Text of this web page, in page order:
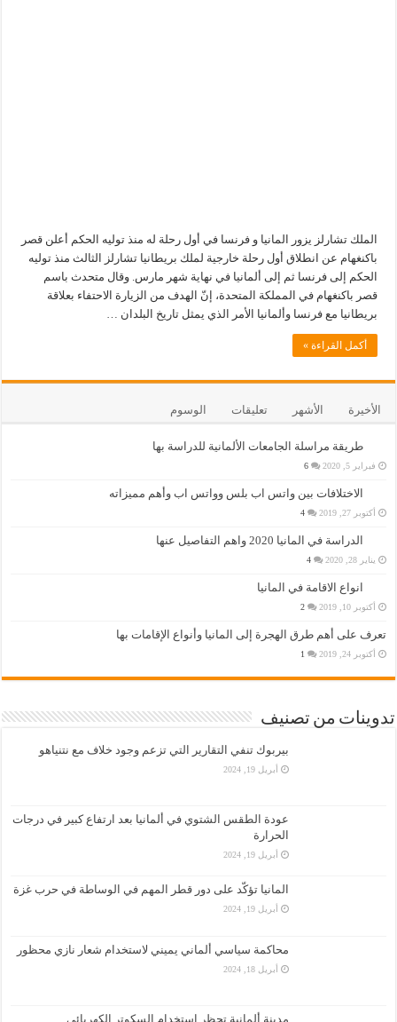
الملك تشارلز يزور المانيا و فرنسا في أول رحلة له منذ توليه الحكم أعلن قصر
باكنغهام عن انطلاق أول رحلة خارجية لملك بريطانيا تشارلز الثالث منذ توليه
الحكم إلى فرنسا ثم إلى ألمانيا في نهاية شهر مارس. وقال متحدث باسم
قصر باكنغهام في المملكة المتحدة، إنّ الهدف من الزيارة الاحتفاء بعلاقة
بريطانيا مع فرنسا وألمانيا الأمر الذي يمثل تاريخ البلدان …
أكمل القراءة »
الأخيرة الأشهر تعليقات الوسوم
طريقة مراسلة الجامعات الألمانية للدراسة بها
فبراير 5, 2020 6
الاختلافات بين واتس اب بلس وواتس اب وأهم مميزاته
أكتوبر 27, 2019 4
الدراسة في المانيا 2020 واهم التفاصيل عنها
يناير 28, 2020 4
انواع الاقامة في المانيا
أكتوبر 10, 2019 2
تعرف على أهم طرق الهجرة إلى المانيا وأنواع الإقامات بها
أكتوبر 24, 2019 1
تدوينات من تصنيف
بيربوك تنفي التقارير التي تزعم وجود خلاف مع نتنياهو
أبريل 19, 2024
عودة الطقس الشتوي في ألمانيا بعد ارتفاع كبير في درجات
الحرارة
أبريل 19, 2024
المانيا تؤكّد على دور قطر المهم في الوساطة في حرب غزة
أبريل 19, 2024
محاكمة سياسي ألماني يميني لاستخدام شعار نازي محظور
أبريل 18, 2024
مدينة ألمانية تحظر استخدام السكوتر الكهربائي